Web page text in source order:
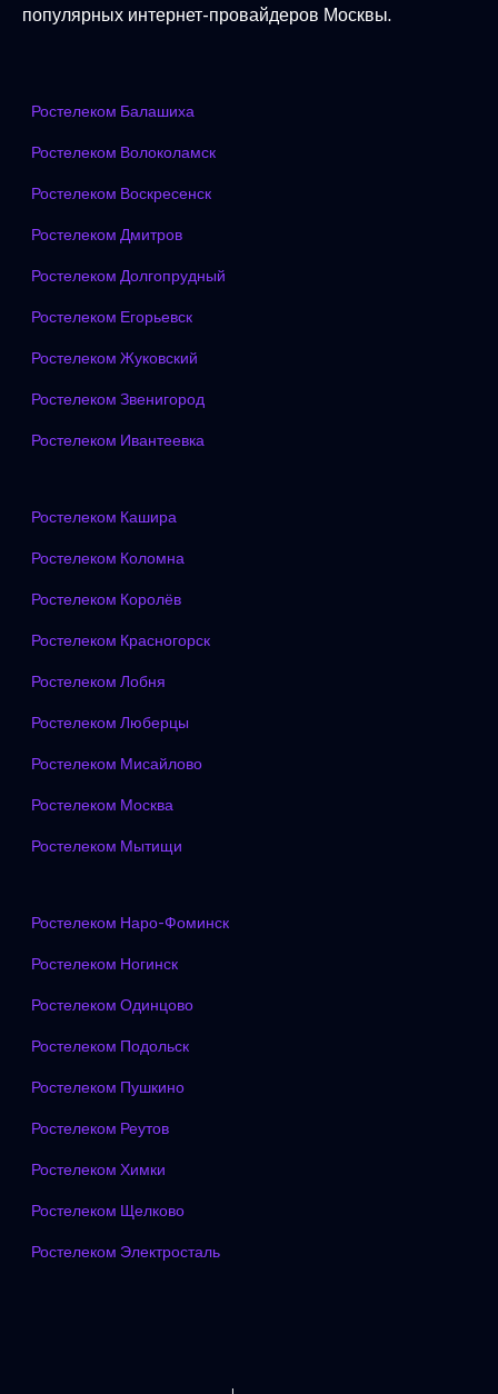
популярных интернет-провайдеров Москвы.
Ростелеком Балашиха
Ростелеком Волоколамск
Ростелеком Воскресенск
Ростелеком Дмитров
Ростелеком Долгопрудный
Ростелеком Егорьевск
Ростелеком Жуковский
Ростелеком Звенигород
Ростелеком Ивантеевка
Ростелеком Кашира
Ростелеком Коломна
Ростелеком Королёв
Ростелеком Красногорск
Ростелеком Лобня
Ростелеком Люберцы
Ростелеком Мисайлово
Ростелеком Москва
Ростелеком Мытищи
Ростелеком Наро-Фоминск
Ростелеком Ногинск
Ростелеком Одинцово
Ростелеком Подольск
Ростелеком Пушкино
Ростелеком Реутов
Ростелеком Химки
Ростелеком Щелково
Ростелеком Электросталь